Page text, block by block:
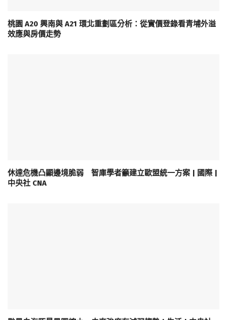
桃園 A20 興南與 A21 環北重劃區分析：從實價登錄看青埔外溢
效應與房價走勢
休達危機凸顯邊境脆弱 智庫學者籲建立歐盟統一方案 | 國際 |
中央社 CNA